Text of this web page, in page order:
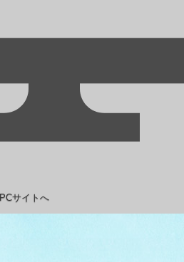
PCサイトへ